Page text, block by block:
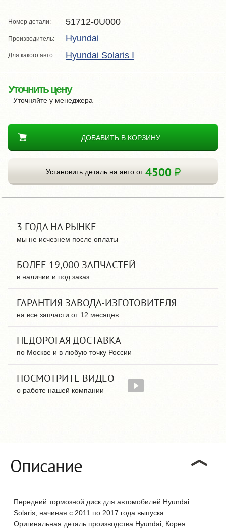
Номер детали: 51712-0U000
Производитель: Hyundai
Для какого авто: Hyundai Solaris I
Уточнить цену
Уточняйте у менеджера
ДОБАВИТЬ В КОРЗИНУ
Установить деталь на авто от4500
3 ГОДА НА РЫНКЕ
мы не исчезнем после оплаты
БОЛЕЕ 19,000 ЗАПЧАСТЕЙ
в наличии и под заказ
ГАРАНТИЯ ЗАВОДА-ИЗГОТОВИТЕЛЯ
на все запчасти от 12 месяцев
НЕДОРОГАЯ ДОСТАВКА
по Москве и в любую точку России
ПОСМОТРИТЕ ВИДЕО
о работе нашей компании
Описание
Передний тормозной диск для автомобилей Hyundai
Solaris, начиная с 2011 по 2017 года выпуска.
Оригинальная деталь производства Hyundai, Корея.